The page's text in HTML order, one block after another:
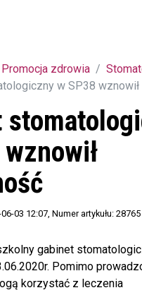
Promocja zdrowia
w SP38 wznowił
03 12:07 , Numer artykułu: 28765
gabinet
Pomimo
korzystać z leczenia